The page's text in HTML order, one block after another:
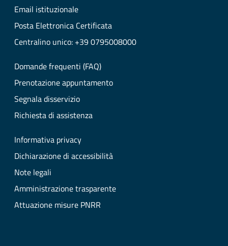
Email istituzionale
Posta Elettronica Certificata
Centralino unico: +39 0795008000
Domande frequenti (FAQ)
Prenotazione appuntamento
Segnala disservizio
Richiesta di assistenza
Informativa privacy
Dichiarazione di accessibilità
Note legali
Amministrazione trasparente
Attuazione misure PNRR